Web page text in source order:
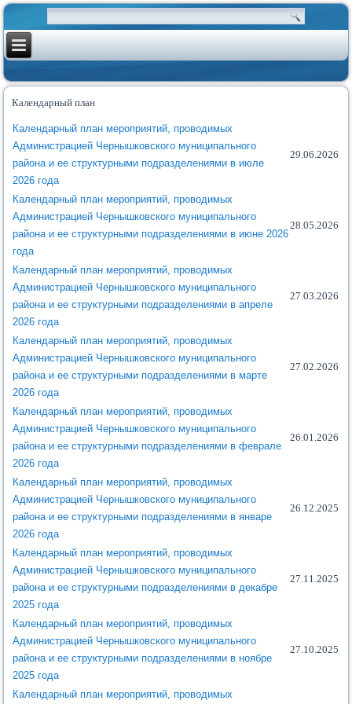
Календарный план
Календарный план мероприятий, проводимых
Администрацией Чернышковского муниципального
района и ее структурными подразделениями в июле
2026 года
29.06.2026
Календарный план мероприятий, проводимых
Администрацией Чернышковского муниципального
района и ее структурными подразделениями в июне 2026
года
28.05.2026
Календарный план мероприятий, проводимых
Администрацией Чернышковского муниципального
района и ее структурными подразделениями в апреле
2026 года
27.03.2026
Календарный план мероприятий, проводимых
Администрацией Чернышковского муниципального
района и ее структурными подразделениями в марте
2026 года
27.02.2026
Календарный план мероприятий, проводимых
Администрацией Чернышковского муниципального
района и ее структурными подразделениями в феврале
2026 года
26.01.2026
Календарный план мероприятий, проводимых
Администрацией Чернышковского муниципального
района и ее структурными подразделениями в январе
2026 года
26.12.2025
Календарный план мероприятий, проводимых
Администрацией Чернышковского муниципального
района и ее структурными подразделениями в декабре
2025 года
27.11.2025
Календарный план мероприятий, проводимых
Администрацией Чернышковского муниципального
района и ее структурными подразделениями в ноябре
2025 года
27.10.2025
Календарный план мероприятий, проводимых